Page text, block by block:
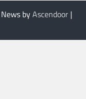
byAscendoor |